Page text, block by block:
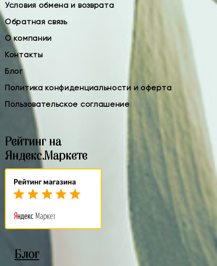
Условия обмена и возврата
Обратная связь
О компании
Контакты
Блог
Политика конфиденциальности и оферта
Пользовательское соглашение
Рейтинг на
Яндекс.Маркете
Блог